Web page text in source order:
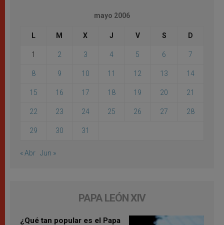
mayo 2006
L M X J V S D
1 2 3 4 5 6 7
8 9 10 11 12 13 14
15 16 17 18 19 20 21
22 23 24 25 26 27 28
29 30 31
« Abr Jun »
PAPA LEÓN XIV
¿Qué tan popular es el Papa